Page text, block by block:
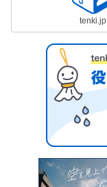
tenki.jp